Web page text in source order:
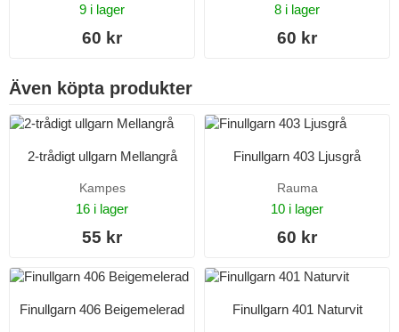
9 i lager
60 kr
8 i lager
60 kr
Även köpta produkter
2-trådigt ullgarn Mellangrå
Kampes
16 i lager
55 kr
Finullgarn 403 Ljusgrå
Rauma
10 i lager
60 kr
Finullgarn 406 Beigemelerad Finullgarn 401 Naturvit